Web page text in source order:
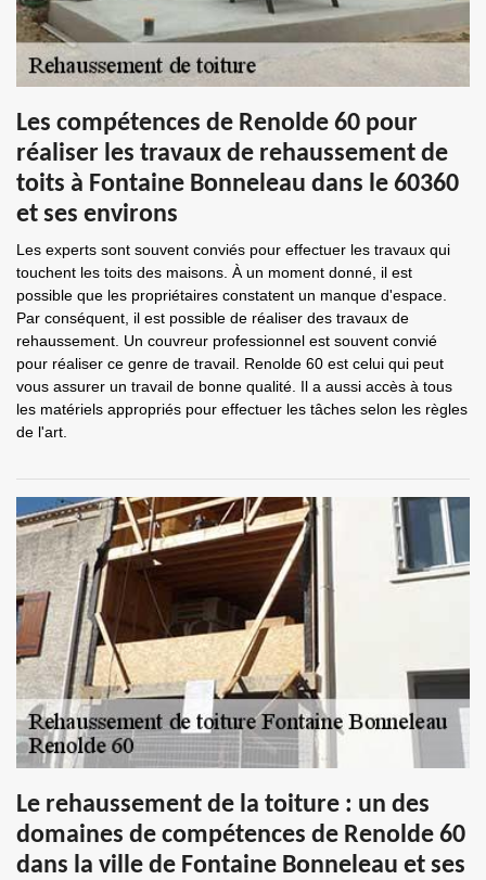
Les compétences de Renolde 60 pour
réaliser les travaux de rehaussement de
toits à Fontaine Bonneleau dans le 60360
et ses environs
Les experts sont souvent conviés pour effectuer les travaux qui
touchent les toits des maisons. À un moment donné, il est
possible que les propriétaires constatent un manque d'espace.
Par conséquent, il est possible de réaliser des travaux de
rehaussement. Un couvreur professionnel est souvent convié
pour réaliser ce genre de travail. Renolde 60 est celui qui peut
vous assurer un travail de bonne qualité. Il a aussi accès à tous
les matériels appropriés pour effectuer les tâches selon les règles
de l'art.
Le rehaussement de la toiture : un des
domaines de compétences de Renolde 60
dans la ville de Fontaine Bonneleau et ses